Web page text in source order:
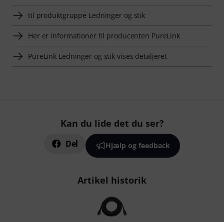
til produktgruppe Ledninger og stik
Her er informationer til producenten PureLink
PureLink Ledninger og stik vises detaljeret
Kan du lide det du ser?
Del Hjælp og feedback
Artikel historik